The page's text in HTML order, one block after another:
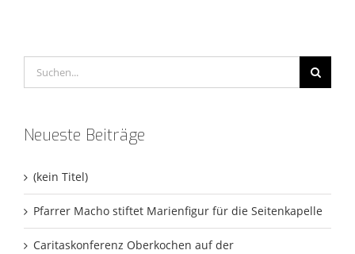
nach:
Neueste Beiträge
(kein Titel)
Pfarrer Macho stiftet Marienfigur für die Seitenkapelle
Caritaskonferenz Oberkochen auf der